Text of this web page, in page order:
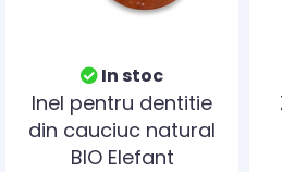
In stoc
Inel pentru dentitie
din cauciuc natural
BIO Elefant